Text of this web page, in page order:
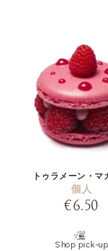
トゥラメーン・マ
個人
€6.50
Shop pick-up